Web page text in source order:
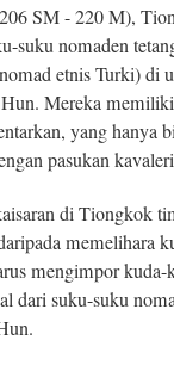
SM - 220 M),
suku nomaden
etnis Turki) di
Mereka
yang hanya
pasukan
di Tiongkok
memelihara
mengimpor kuda-
dari suku-suku